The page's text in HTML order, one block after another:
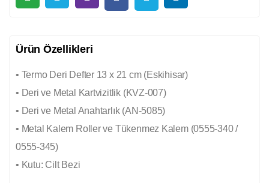
Ürün Özellikleri
• Termo Deri Defter 13 x 21 cm (Eskihisar)
• Deri ve Metal Kartvizitlik (KVZ-007)
• Deri ve Metal Anahtarlık (AN-5085)
• Metal Kalem Roller ve Tükenmez Kalem (0555-340 /
0555-345)
• Kutu: Cilt Bezi